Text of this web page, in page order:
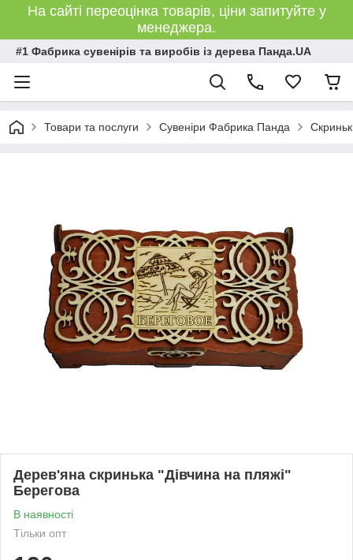
На сайті переоцінка товарів, ціни запитуйте у
менеджера.
#1 Фабрика сувенірів та виробів із дерева Панда.UA
Товари та послуги Сувеніри Фабрика Панда
Дерев'яна скринька "Дівчина на пляжі"
Берегова
В наявності
Тільки опт